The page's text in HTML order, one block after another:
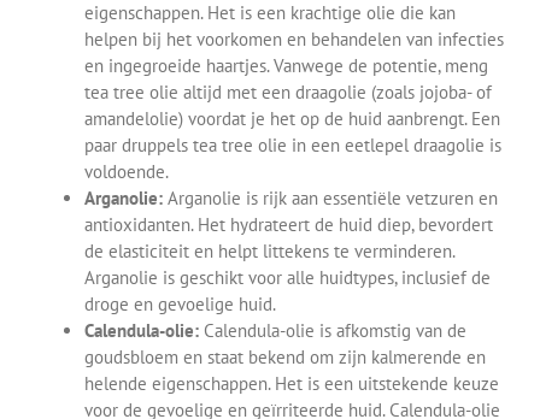
eigenschappen. Het is een krachtige olie die kan
helpen bij het voorkomen en behandelen van infecties
en ingegroeide haartjes. Vanwege de potentie, meng
tea tree olie altijd met een draagolie (zoals jojoba- of
amandelolie) voordat je het op de huid aanbrengt. Een
paar druppels tea tree olie in een eetlepel draagolie is
voldoende.
Arganolie: Arganolie is rijk aan essentiële vetzuren en
antioxidanten. Het hydrateert de huid diep, bevordert
de elasticiteit en helpt littekens te verminderen.
Arganolie is geschikt voor alle huidtypes, inclusief de
droge en gevoelige huid.
Calendula-olie: Calendula-olie is afkomstig van de
goudsbloem en staat bekend om zijn kalmerende en
helende eigenschappen. Het is een uitstekende keuze
voor de gevoelige en geïrriteerde huid. Calendula-olie